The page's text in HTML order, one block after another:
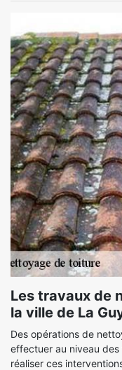
Les travaux de
la ville de La
Des opérations de
effectuer au niveau
réaliser ces